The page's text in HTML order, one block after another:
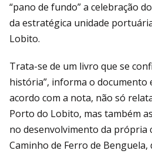
“pano de fundo” a celebração
da estratégica unidade
Lobito.
Trata-se de um livro que se
história”, informa o documento
acordo com a nota, não só
Porto do Lobito, mas também
no desenvolvimento da própria
Caminho de Ferro de